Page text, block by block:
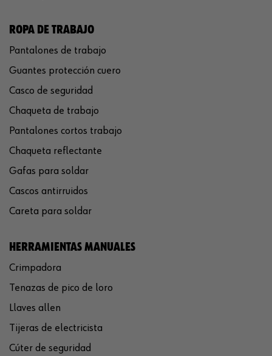
ROPA DE TRABAJO
Pantalones de trabajo
Guantes protección cuero
Casco de seguridad
Chaqueta de trabajo
Pantalones cortos trabajo
Chaqueta reflectante
Gafas para soldar
Cascos antirruidos
Careta para soldar
HERRAMIENTAS MANUALES
Crimpadora
Tenazas de pico de loro
Llaves allen
Tijeras de electricista
Cúter de seguridad